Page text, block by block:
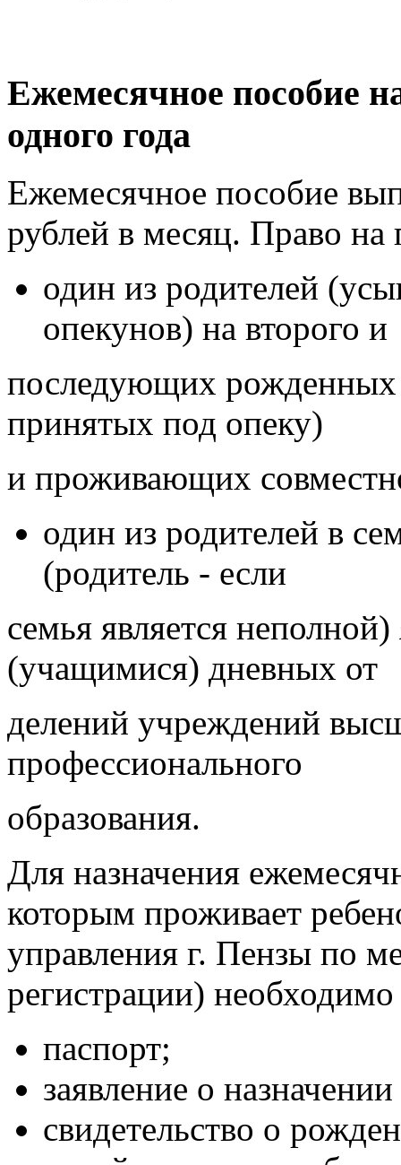
Ежемесячное пособие
одного года
Ежемесячное пособие
рублей в месяц. Право
один из родителей
опекунов) на второго и
последующих
принятых под опеку)
и проживающих
один из родителей в
(родитель - если
семья является
(учащимися) дневных от
делений учреждений
профессионального
образования.
Для назначения
которым проживает
управления г. Пензы по
регистрации) необходимо
паспорт;
заявление о
свидетельство о